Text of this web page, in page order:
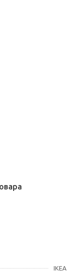
IKEA